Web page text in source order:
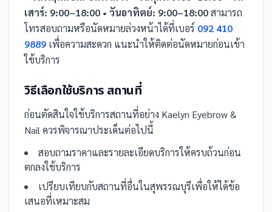
เสาร์: 9:00–18:00 • วันอาทิตย์: 9:00–18:00สามารถ
โทรสอบถามหรือนัดหมายล่วงหน้าได้ที่เบอร์ 092 410
9889 เพื่อความสะดวก แนะนำให้ติดต่อนัดหมายก่อนเข้า
ใช้บริการ
วิธีเลือกใช้บริการ สถานที่
ก่อนตัดสินใจใช้บริการสถานที่อย่าง Kaelyn Eyebrow &
Nail ควรพิจารณาประเด็นต่อไปนี้
สอบถามราคาและรายละเอียดบริการให้ครบถ้วนก่อน
ตกลงใช้บริการ
เปรียบเทียบกับสถานที่อื่นในสุพรรณบุรีเพื่อให้ได้ข้อ
เสนอที่เหมาะสม